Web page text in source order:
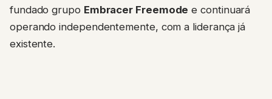
fundado grupo Embracer Freemode e continuará
operando independentemente, com a liderança já
existente.